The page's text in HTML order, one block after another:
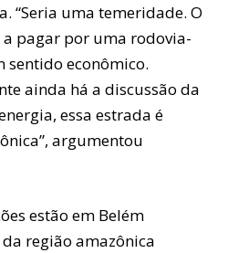
“Seria uma temeridade. O
pagar por uma rodovia-
sentido econômico.
ainda há a discussão da
essa estrada é
argumentou
estão em Belém
região amazônica